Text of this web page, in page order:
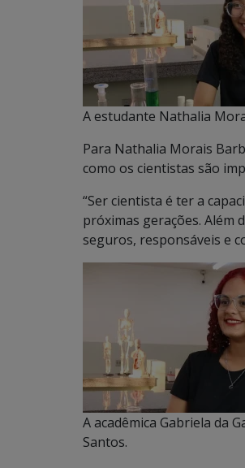
A estudante Nathalia
Para Nathalia Morais
como os cientistas são
“Ser cientista é ter a
próximas gerações. Além
seguros, responsáveis e
A acadêmica Gabriela da
Santos.